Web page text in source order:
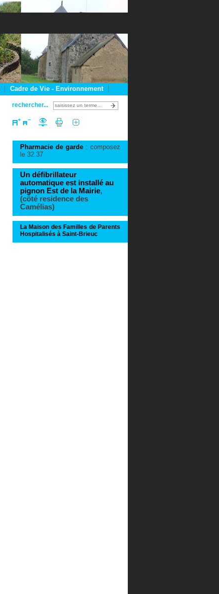
Cadre de Vie - Environnement
rechercher...
Pharmacie de garde : composez
le 32.37
Un défibrillateur
automatique est installé au
pignon Est de la Mairie,
(côté residence des
Camélias)
La Maison des Familles de Parents
Hospitalisés à Saint-Brieuc